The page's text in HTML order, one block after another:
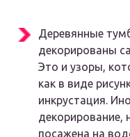
Деревянные
декорированы
Это и узоры,
как в виде
инкрустация.
декорирование,
посажена на